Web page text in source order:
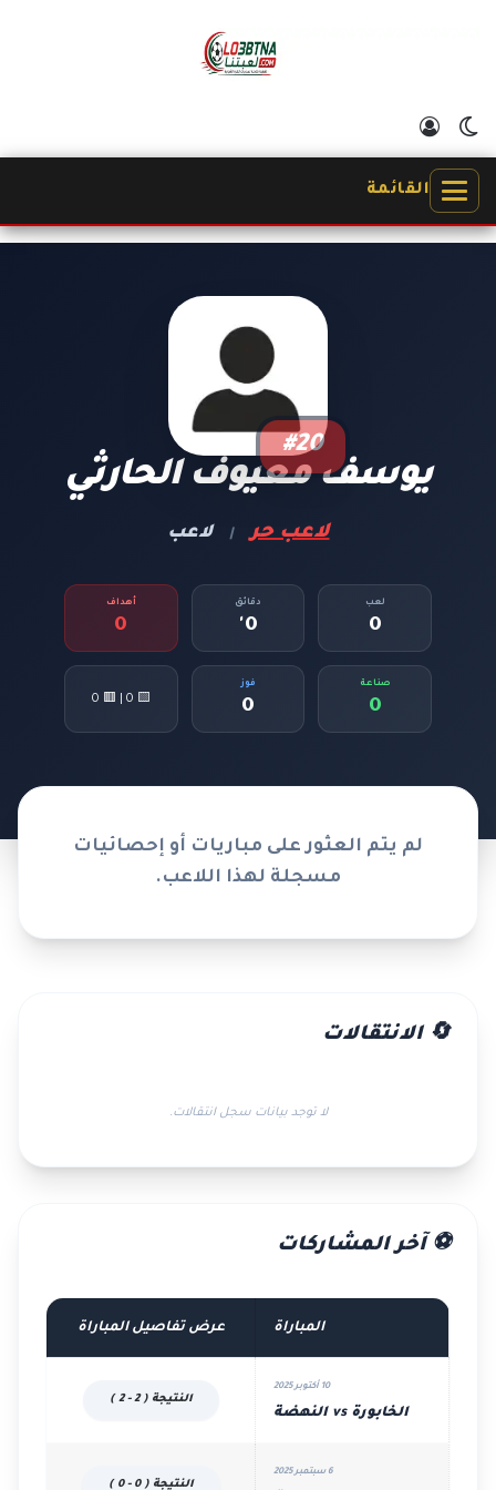
الوضع المظلم
القائمة
#20
يوسف معيوف الحارثي
لاعب حر | لاعب
لعب
0
دقائق
0'
أهداف
0
صناعة
0
فوز
0
🟨 0 | 🟥 0
لم يتم العثور على مباريات أو إحصائيات
مسجلة لهذا اللاعب.
🔄 الانتقالات
لا توجد بيانات سجل انتقالات.
⚽ آخر المشاركات
المباراة عرض تفاصيل المباراة
10 أكتوبر 2025
الخابورة vs النهضة
النتيجة ( 2 - 2 )
6 سبتمبر 2025
النتيجة ( 0 - 0 )